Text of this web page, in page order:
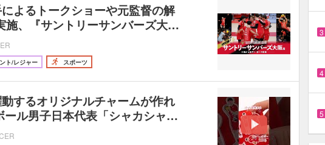
よるトークショーや元監督の解
施、『サントリーサンバーズ大…
ト/レジャー スポーツ
するオリジナルチャームが作れ
ール男子日本代表「シャカシャ…
3
4
5